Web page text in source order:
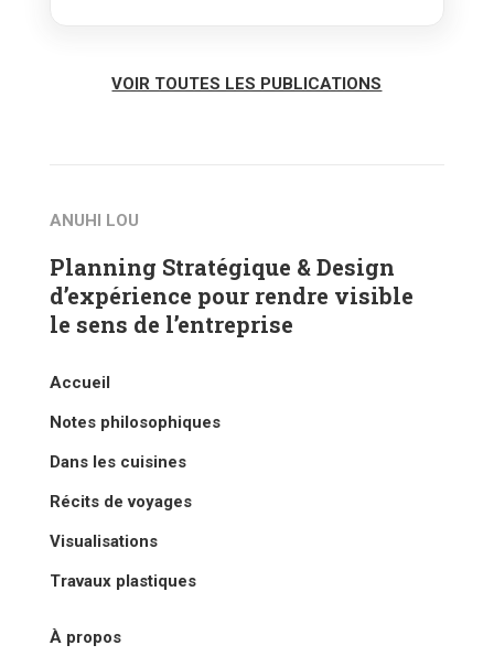
VOIR TOUTES LES PUBLICATIONS
ANUHI LOU
Planning Stratégique & Design
d’expérience pour rendre visible
le sens de l’entreprise
Accueil
Notes philosophiques
Dans les cuisines
Récits de voyages
Visualisations
Travaux plastiques
À propos